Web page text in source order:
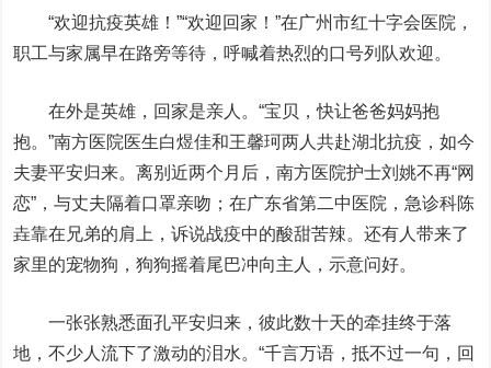
“欢迎抗疫英雄！”“欢迎回家！”在广州市红十字会医院，
职工与家属早在路旁等待，呼喊着热烈的口号列队欢迎。
在外是英雄，回家是亲人。“宝贝，快让爸爸妈妈抱
抱。”南方医院医生白煜佳和王馨珂两人共赴湖北抗疫，如今
夫妻平安归来。离别近两个月后，南方医院护士刘姚不再“网
恋”，与丈夫隔着口罩亲吻；在广东省第二中医院，急诊科陈
垚靠在兄弟的肩上，诉说战疫中的酸甜苦辣。还有人带来了
家里的宠物狗，狗狗摇着尾巴冲向主人，示意问好。
一张张熟悉面孔平安归来，彼此数十天的牵挂终于落
地，不少人流下了激动的泪水。“千言万语，抵不过一句，回